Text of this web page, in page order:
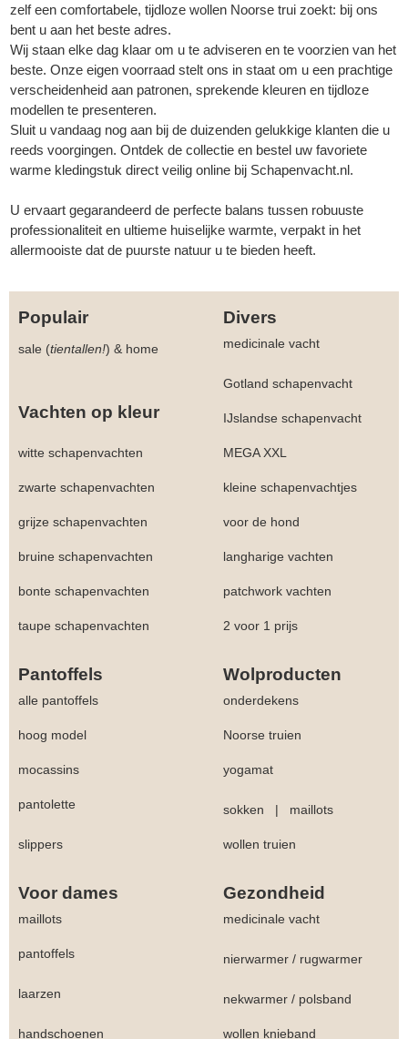
zelf een comfortabele, tijdloze wollen Noorse trui zoekt: bij ons
bent u aan het beste adres.
Wij staan elke dag klaar om u te adviseren en te voorzien van het
beste. Onze eigen voorraad stelt ons in staat om u een prachtige
verscheidenheid aan patronen, sprekende kleuren en tijdloze
modellen te presenteren.
Sluit u vandaag nog aan bij de duizenden gelukkige klanten die u
reeds voorgingen. Ontdek de collectie en bestel uw favoriete
warme kledingstuk direct veilig online bij Schapenvacht.nl.
U ervaart gegarandeerd de perfecte balans tussen robuuste
professionaliteit en ultieme huiselijke warmte, verpakt in het
allermooiste dat de puurste natuur u te bieden heeft.
Populair Divers
sale (tientallen!) & home medicinale vacht
Gotland schapenvacht
Vachten op kleur IJslandse schapenvacht
witte schapenvachten MEGA XXL
zwarte schapenvachten kleine schapenvachtjes
grijze schapenvachten voor de hond
bruine schapenvachten langharige vachten
bonte schapenvachten patchwork vachten
taupe schapenvachten 2 voor 1 prijs
Pantoffels Wolproducten
alle pantoffels onderdekens
hoog model Noorse truien
mocassins yogamat
pantolette sokken | maillots
slippers wollen truien
Voor dames Gezondheid
maillots medicinale vacht
pantoffels nierwarmer / rugwarmer
laarzen nekwarmer / polsband
handschoenen wollen knieband